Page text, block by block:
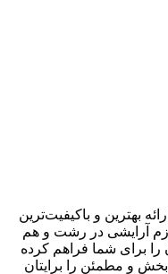
سال ۱۳۹۱، با هدف ارائه بهترین و باکیفیت‌ترین
آرایشی در رشت و هم
را برای شما فراهم کرده
و مطمئن را برایتان